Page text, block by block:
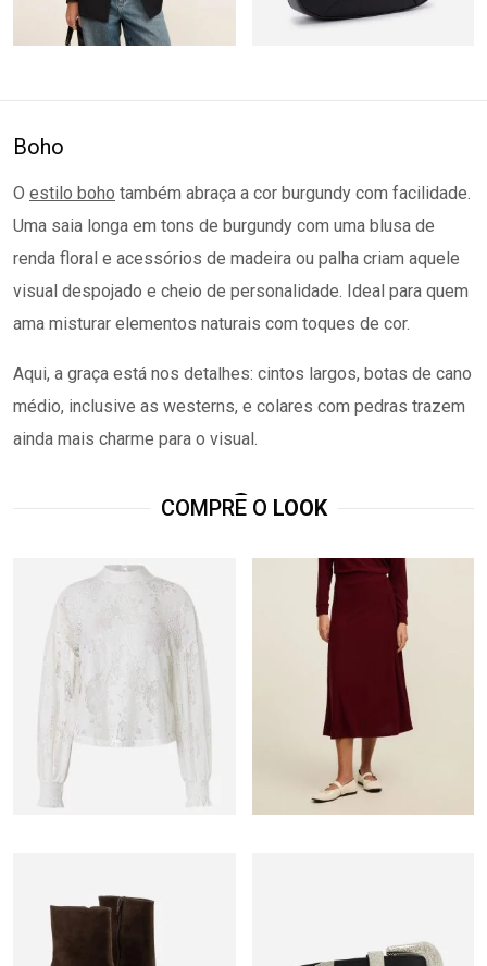
Boho
O estilo boho também abraça a cor burgundy com facilidade.
Uma saia longa em tons de burgundy com uma blusa de
renda floral e acessórios de madeira ou palha criam aquele
visual despojado e cheio de personalidade. Ideal para quem
ama misturar elementos naturais com toques de cor.
Aqui, a graça está nos detalhes: cintos largos, botas de cano
médio, inclusive as westerns, e colares com pedras trazem
ainda mais charme para o visual.
COMPRE O LOOK